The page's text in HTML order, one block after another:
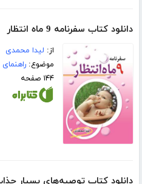
دانلود کتاب سفرنامه 9 ماه انتظار
از: لیدا محمدی
موضوع:راهنمای
۱۴۴ صفحه
دانلود کتاب توصیه‌های بسیار